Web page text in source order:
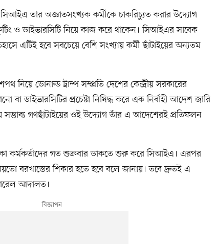
সিআইএ তার অজ্ঞাতসংখ্যক কর্মীকে চাকরিচ্যুত করার উদ্যোগ
ও ডাইভারসিটি নিয়ে কাজ করে থাকেন। সিআইএর সাবেক
এটিই হবে সবচেয়ে বেশি সংখ্যায় কর্মী ছাঁটাইয়ের অন্যতম
শপথ নিয়ে ডোনাল্ড ট্রাম্প সম্প্রতি দেশের কেন্দ্রীয় সরকারের
বা ডাইভারসিটির প্রচেষ্টা নিষিদ্ধ করে এক নির্বাহী আদেশ জারি
সম্ভাব্য গণছাঁটাইয়ের ওই উদ্যোগ তাঁর এ আদেশেরই প্রতিফলন
কর্মকর্তাদের গত শুক্রবার ডাকতে শুরু করে সিআইএ। এরপর
বরখাস্তের শিকার হতে হবে বলে জানায়। তবে দ্রুতই এ
আদালত।